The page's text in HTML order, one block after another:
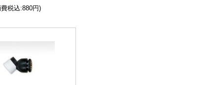
税込:880円)